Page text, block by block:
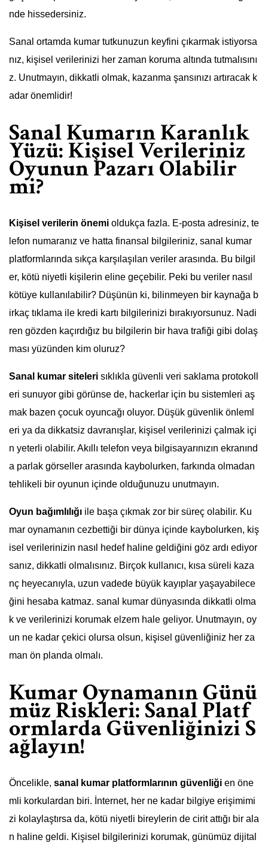
nde hissedersiniz.
Sanal ortamda kumar tutkunuzun keyfini çıkarmak istiyorsa
nız, kişisel verilerinizi her zaman koruma altında tutmalısını
z. Unutmayın, dikkatli olmak, kazanma şansınızı artıracak k
adar önemlidir!
Sanal Kumarın Karanlık
Yüzü: Kişisel Verileriniz
Oyunun Pazarı Olabilir
mi?
Kişisel verilerin önemi oldukça fazla. E-posta adresiniz, te
lefon numaranız ve hatta finansal bilgileriniz, sanal kumar
platformlarında sıkça karşılaşılan veriler arasında. Bu bilgil
er, kötü niyetli kişilerin eline geçebilir. Peki bu veriler nasıl
kötüye kullanılabilir? Düşünün ki, bilinmeyen bir kaynağa b
irkaç tıklama ile kredi kartı bilgilerinizi bırakıyorsunuz. Nadi
ren gözden kaçırdığız bu bilgilerin bir hava trafiği gibi dolaş
ması yüzünden kim oluruz?
Sanal kumar siteleri sıklıkla güvenli veri saklama protokoll
eri sunuyor gibi görünse de, hackerlar için bu sistemleri aş
mak bazen çocuk oyuncağı oluyor. Düşük güvenlik önleml
eri ya da dikkatsiz davranışlar, kişisel verilerinizi çalmak içi
n yeterli olabilir. Akıllı telefon veya bilgisayarınızın ekranınd
a parlak görseller arasında kaybolurken, farkında olmadan
tehlikeli bir oyunun içinde olduğunuzu unutmayın.
Oyun bağımlılığı ile başa çıkmak zor bir süreç olabilir. Ku
mar oynamanın cezbettiği bir dünya içinde kaybolurken, kiş
isel verilerinizin nasıl hedef haline geldiğini göz ardı ediyor
sanız, dikkatli olmalısınız. Birçok kullanıcı, kısa süreli kaza
nç heyecanıyla, uzun vadede büyük kayıplar yaşayabilece
ğini hesaba katmaz. sanal kumar dünyasında dikkatli olma
k ve verilerinizi korumak elzem hale geliyor. Unutmayın, oy
un ne kadar çekici olursa olsun, kişisel güvenliğiniz her za
man ön planda olmalı.
Kumar Oynamanın Günü
müz Riskleri: Sanal Platf
ormlarda Güvenliğinizi S
ağlayın!
Öncelikle, sanal kumar platformlarının güvenliği en öne
mli korkulardan biri. İnternet, her ne kadar bilgiye erişimimi
zi kolaylaştırsa da, kötü niyetli bireylerin de cirit attığı bir ala
n haline geldi. Kişisel bilgilerinizi korumak, günümüz dijital